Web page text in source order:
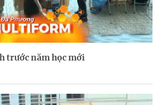
trước năm học mới